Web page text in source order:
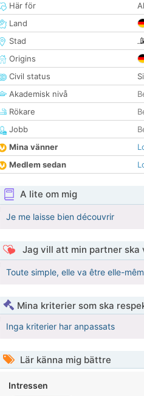
Här för
Land
Stad
Origins
Civil status
Akademisk nivå
Rökare
Jobb
Mina vänner
Medlem sedan
A lite om mig
Je me laisse bien découvrir
Jag vill att min partner ska
Toute simple, elle va être elle-
Mina kriterier som ska
Inga kriterier har anpassats
Lär känna mig bättre
Intressen